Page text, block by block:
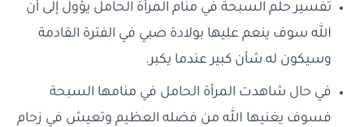
تفسير حلم السبحة في منام المرأة الحامل يؤول إلى أن
الله سوف ينعم عليها بولادة صبي في الفترة القادمة
وسيكون له شأن كبير عندما يكبر.
في حال شاهدت المرأة الحامل في منامها السبحة
فسوف يغنيها الله من فضله العظيم وتعيش في زحام